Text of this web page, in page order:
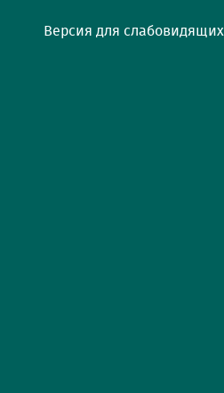
Версия для слабовидящих